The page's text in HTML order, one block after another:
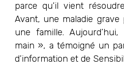
parce qu’il vient
Avant, une maladie
une famille.
main », a témoigné un
d’information et de